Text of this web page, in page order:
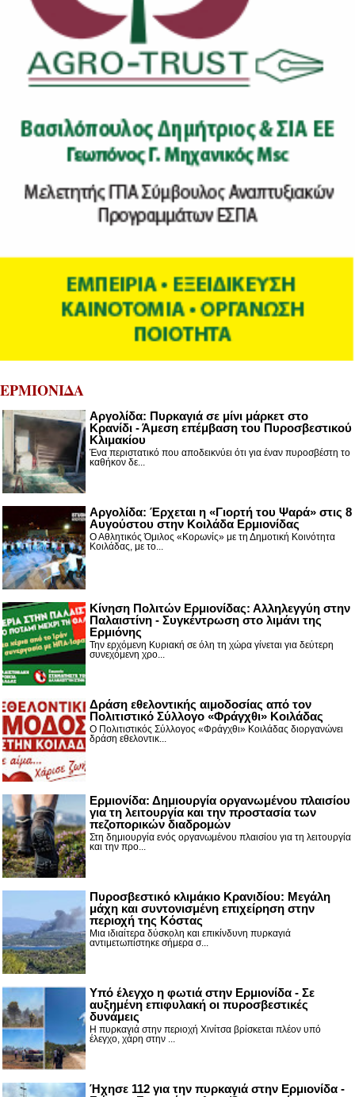
ΕΡΜΙΟΝΙΔΑ
Αργολίδα: Πυρκαγιά σε μίνι μάρκετ στο
Κρανίδι - Άμεση επέμβαση του Πυροσβεστικού
Κλιμακίου
Ένα περιστατικό που αποδεικνύει ότι για έναν πυροσβέστη το
καθήκον δε...
Αργολίδα: Έρχεται η «Γιορτή του Ψαρά» στις 8
Αυγούστου στην Κοιλάδα Ερμιονίδας
Ο Αθλητικός Όμιλος «Κορωνίς» με τη Δημοτική Κοινότητα
Κοιλάδας, με το...
Κίνηση Πολιτών Ερμιονίδας: Αλληλεγγύη στην
Παλαιστίνη - Συγκέντρωση στο λιμάνι της
Ερμιόνης
Την ερχόμενη Κυριακή σε όλη τη χώρα γίνεται για δεύτερη
συνεχόμενη χρο...
Δράση εθελοντικής αιμοδοσίας από τον
Πολιτιστικό Σύλλογο «Φράγχθι» Κοιλάδας
Ο Πολιτιστικός Σύλλογος «Φράγχθι» Κοιλάδας διοργανώνει
δράση εθελοντικ...
Ερμιονίδα: Δημιουργία οργανωμένου πλαισίου
για τη λειτουργία και την προστασία των
πεζοπορικών διαδρομών
Στη δημιουργία ενός οργανωμένου πλαισίου για τη λειτουργία
και την προ...
Πυροσβεστικό κλιμάκιο Κρανιδίου: Μεγάλη
μάχη και συντονισμένη επιχείρηση στην
περιοχή της Κόστας
Μια ιδιαίτερα δύσκολη και επικίνδυνη πυρκαγιά
αντιμετωπίστηκε σήμερα σ...
Υπό έλεγχο η φωτιά στην Ερμιονίδα - Σε
αυξημένη επιφυλακή οι πυροσβεστικές
δυνάμεις
Η πυρκαγιά στην περιοχή Χινίτσα βρίσκεται πλέον υπό
έλεγχο, χάρη στην ...
Ήχησε 112 για την πυρκαγιά στην Ερμιονίδα -